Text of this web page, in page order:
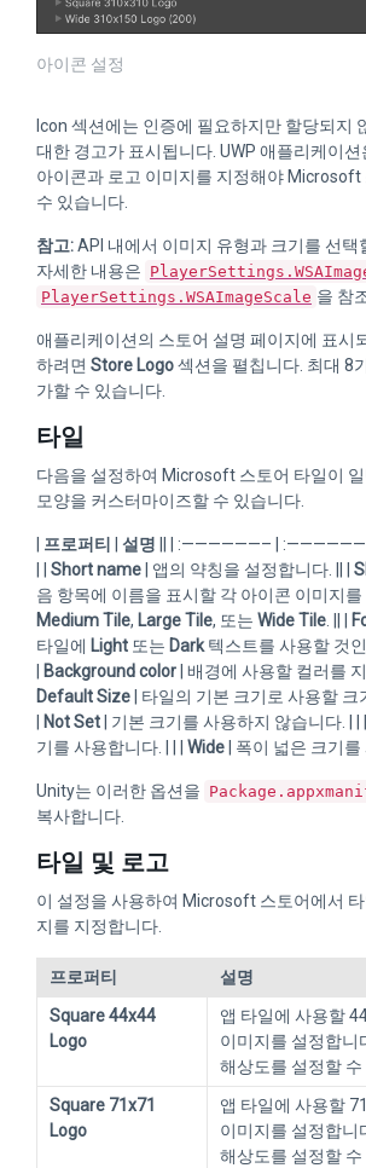
아이콘 설정
Icon 섹션에는 인증에 필요하지만 할당되지
대한 경고가 표시됩니다. UWP 애플리케이
아이콘과 로고 이미지를 지정해야 Microsoft
수 있습니다.
참고:API 내에서 이미지 유형과 크기를 선택
자세한 내용은
PlayerSettings.WSAImageScale 을 참
애플리케이션의 스토어 설명 페이지에 표시
하려면 Store Logo섹션을 펼칩니다. 최대 8
가할 수 있습니다.
타일
다음을 설정하여 Microsoft 스토어 타일이
모양을 커스터마이즈할 수 있습니다.
프로퍼티 설명 || | :——————– |
Short name | 앱의 약칭을 설정합니다. || |
음 항목에 이름을 표시할 각 아이콘 이미지
Medium Tile, Large Tile, 또는 Wide Tile. || |
타일에 Light 또는 Dark텍스트를 사용할 것인
Background color | 배경에 사용할 컬러를 지
Default Size | 타일의 기본 크기로 사용할 크
Not Set | 기본 크기를 사용하지 않습니다. | | |
기를 사용합니다. | | | Wide | 폭이 넓은 크기를
Unity는 이러한 옵션을
복사합니다.
타일 및 로고
이 설정을 사용하여 Microsoft 스토어에서
지를 지정합니다.
프로퍼티
설명
Square 44x44
Logo
앱 타일에 사용할
이미지를 설정합니
해상도를 설정할 수
Square 71x71
Logo
앱 타일에 사용할
이미지를 설정합니
해상도를 설정할 수